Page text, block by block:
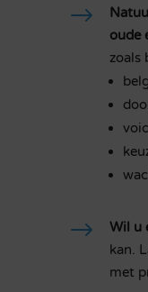
$
oude
zoals
$ Wil u
kan.
met